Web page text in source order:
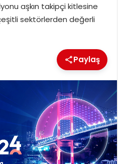
aşkın takipçi kitlesine
sektörlerden değerli
Paylaş